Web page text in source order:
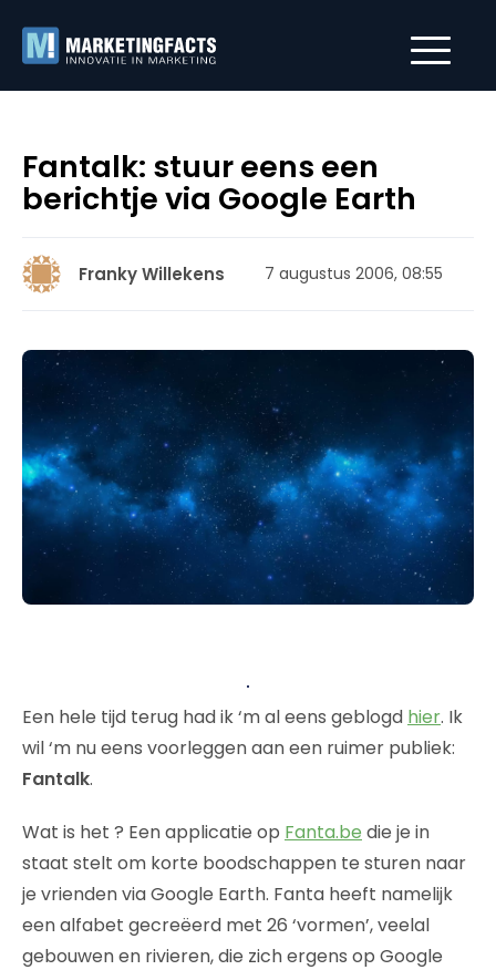
Fantalk: stuur eens een
berichtje via Google Earth
Franky Willekens 7 augustus 2006, 08:55
Een hele tijd terug had ik ‘m al eens geblogd hier. Ik
wil ‘m nu eens voorleggen aan een ruimer publiek:
Fantalk.
Wat is het ? Een applicatie op Fanta.be die je in
staat stelt om korte boodschappen te sturen naar
je vrienden via Google Earth. Fanta heeft namelijk
een alfabet gecreëerd met 26 ‘vormen’, veelal
gebouwen en rivieren, die zich ergens op Google